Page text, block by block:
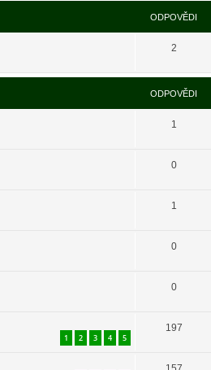
ODPOVĚDI
2
ODPOVĚDI
1
0
1
0
0
1 2 3 4 5
197